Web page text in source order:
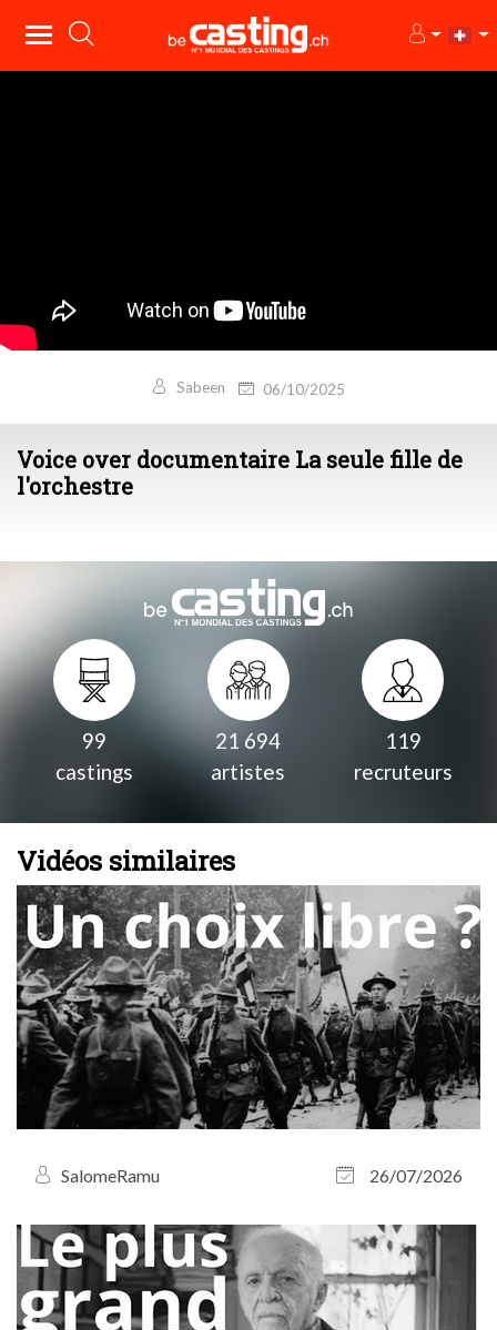
Sabeen 06/10/2025
Voice over documentaire La seule fille de
l'orchestre
99
castings
21 694
artistes
119
recruteurs
Vidéos similaires
SalomeRamu 26/07/2026